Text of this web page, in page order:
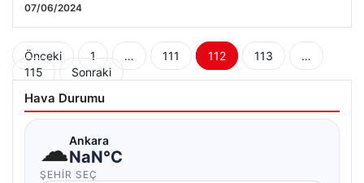
07/06/2024
Yazı
sayfalaması
Önceki 1 … 111 112 113
…
115
Sonraki
Hava Durumu
☁Ankara
NaN°C
ŞEHIR SEÇ